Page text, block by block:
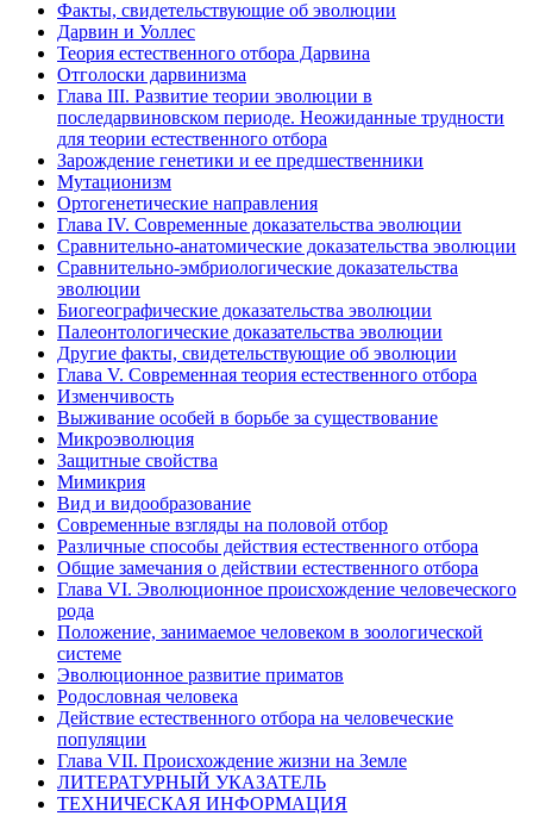
Факты, свидетельствующие об эволюции
Дарвин и Уоллес
Теория естественного отбора Дарвина
Отголоски дарвинизма
Глава III. Развитие теории эволюции в
последарвиновском периоде. Неожиданные трудности
для теории естественного отбора
Зарождение генетики и ее предшественники
Мутационизм
Ортогенетические направления
Глава IV. Современные доказательства эволюции
Сравнительно-анатомические доказательства эволюции
Сравнительно-эмбриологические доказательства
эволюции
Биогеографические доказательства эволюции
Палеонтологические доказательства эволюции
Другие факты, свидетельствующие об эволюции
Глава V. Современная теория естественного отбора
Изменчивость
Выживание особей в борьбе за существование
Микроэволюция
Защитные свойства
Мимикрия
Вид и видообразование
Современные взгляды на половой отбор
Различные способы действия естественного отбора
Общие замечания о действии естественного отбора
Глава VI. Эволюционное происхождение человеческого
рода
Положение, занимаемое человеком в зоологической
системе
Эволюционное развитие приматов
Родословная человека
Действие естественного отбора на человеческие
популяции
Глава VII. Происхождение жизни на Земле
ЛИТЕРАТУРНЫЙ УКАЗАТЕЛЬ
ТЕХНИЧЕСКАЯ ИНФОРМАЦИЯ